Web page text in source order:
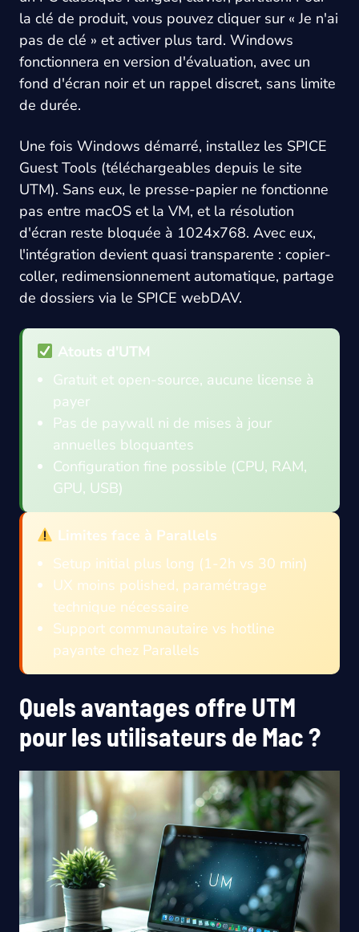
la clé de produit, vous pouvez cliquer sur « Je n'ai
pas de clé » et activer plus tard. Windows
fonctionnera en version d'évaluation, avec un
fond d'écran noir et un rappel discret, sans limite
de durée.
Une fois Windows démarré, installez les SPICE
Guest Tools (téléchargeables depuis le site
UTM). Sans eux, le presse-papier ne fonctionne
pas entre macOS et la VM, et la résolution
d'écran reste bloquée à 1024x768. Avec eux,
l'intégration devient quasi transparente : copier-
coller, redimensionnement automatique, partage
de dossiers via le SPICE webDAV.
Atouts d'UTM
Gratuit et open-source, aucune license à
payer
Pas de paywall ni de mises à jour
annuelles bloquantes
Configuration fine possible (CPU, RAM,
GPU, USB)
Limites face à Parallels
Setup initial plus long (1-2h vs 30 min)
UX moins polished, paramétrage
technique nécessaire
Support communautaire vs hotline
payante chez Parallels
Quels avantages offre UTM
pour les utilisateurs de Mac ?